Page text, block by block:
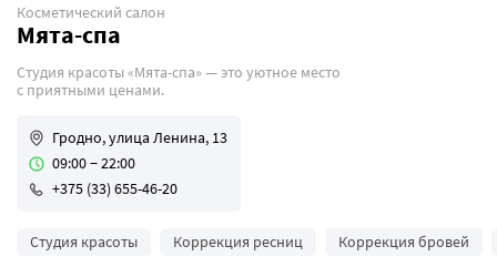
Косметический салон
Мята-спа
Студия красоты «Мята-спа» — это уютное место
с приятными ценами.
Гродно, улица Ленина, 13
09:00 − 22:00
+375 (33) 655-46-20
Студия красоты Коррекция ресниц Коррекция бровей